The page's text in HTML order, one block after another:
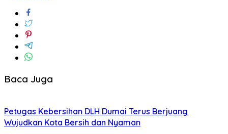
Baca Juga
Petugas Kebersihan DLH Dumai Terus Berjuang
Wujudkan Kota Bersih dan Nyaman